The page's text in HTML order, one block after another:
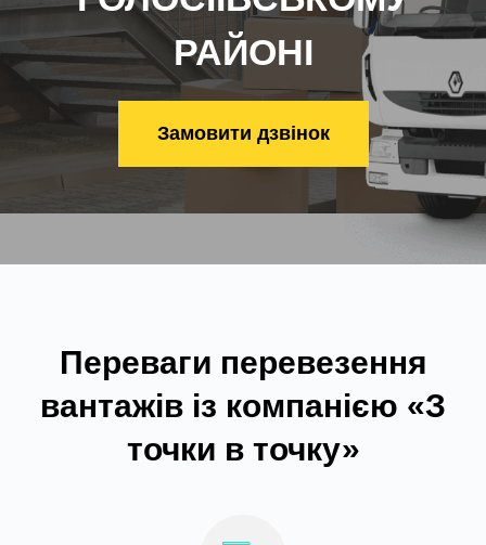
РАЙОНІ
Замовити дзвінок
Переваги перевезення
вантажів із компанією «З
точки в точку»